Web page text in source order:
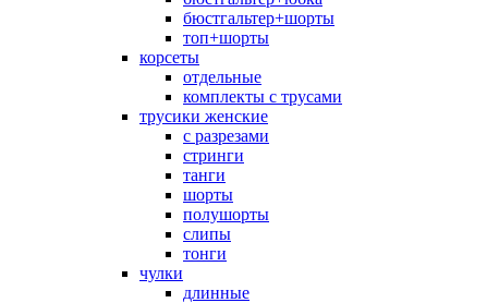
бюстгальтер+шорты
топ+шорты
корсеты
отдельные
комплекты с трусами
трусики женские
с разрезами
стринги
танги
шорты
полушорты
слипы
тонги
чулки
длинные